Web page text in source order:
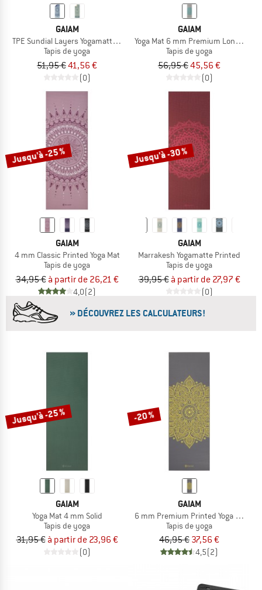
GAIAM
TPE Sundial Layers Yogamatte Printed
Tapis de yoga
51,95 €41,56 €
(0)
GAIAM
Yoga Mat 6 mm Premium Longer/
Tapis de yoga
56,95 €45,56 €
(0)
Jusqu'à -25 %
GAIAM
4 mm Classic Printed Yoga Mat
Tapis de yoga
34,95 € à partir de 26,21 €
4,0(2)
Jusqu'à -30 %
GAIAM
Marrakesh Yogamatte Printed
Tapis de yoga
39,95 € à partir de 27,97 €
(0)
» DÉCOUVREZ LES CALCULATEURS!
Jusqu'à -25 %
GAIAM
Yoga Mat 4 mm Solid
Tapis de yoga
31,95 € à partir de 23,96 €
(0)
-20 %
GAIAM
6 mm Premium Printed Yoga Mat
Tapis de yoga
46,95 € 37,56 €
4,5(2)